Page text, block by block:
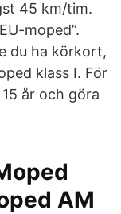
45 km/tim.
moped”.
du ha körkort,
klass I. För
år och göra
AM